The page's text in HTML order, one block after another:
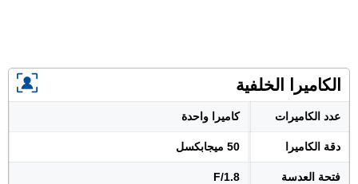
الكاميرا الخلفية
عدد الكاميرات كاميرا واحدة
دقة الكاميرا 50 ميجابكسل
فتحة العدسة F/1.8